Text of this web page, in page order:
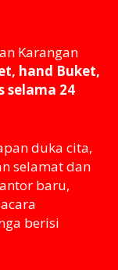
Karangan
hand Buket,
selama 24
duka cita,
selamat dan
baru,
berisi